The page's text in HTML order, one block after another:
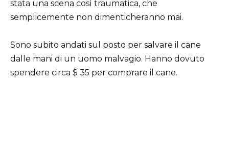
stata una scena così traumatica, che
semplicemente non dimenticheranno mai.
Sono subito andati sul posto per salvare il cane
dalle mani di un uomo malvagio. Hanno dovuto
spendere circa $ 35 per comprare il cane.